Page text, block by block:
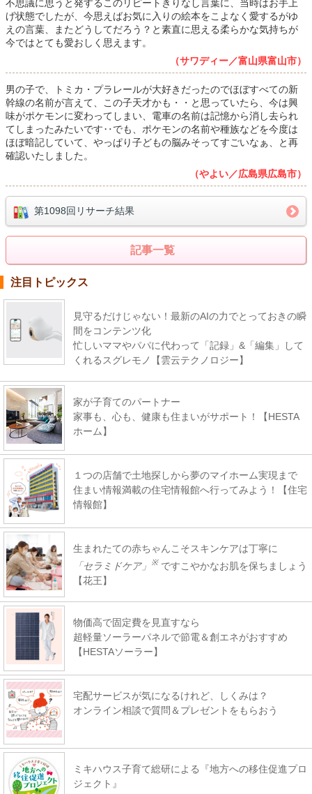
不思議に思うと発するこのリピートきりなし言葉に、当時はお手上
げ状態でしたが、今思えばお気に入りの絵本をこよなく愛するがゆ
えの言葉、またどうしてだろう？と素直に思える柔らかな気持ちが
今ではとても愛おしく思えます。
（サワディー／富山県富山市）
男の子で、トミカ・プラレールが大好きだったのでほぼすべての新
幹線の名前が言えて、この子天才かも・・と思っていたら、今は興
味がポケモンに変わってしまい、電車の名前は記憶から消し去られ
てしまったみたいです‥でも、ポケモンの名前や種族などを今度は
ほぼ暗記していて、やっぱり子どもの脳みそってすごいなぁ、と再
確認いたしました。
（やよい／広島県広島市）
第1098回リサーチ結果
記事一覧
注目トピックス
見守るだけじゃない！最新のAIの力でとっておきの瞬
間をコンテンツ化
忙しいママやパパに代わって「記録」&「編集」して
くれるスグレモノ【雲云テクノロジー】
家が子育てのパートナー
家事も、心も、健康も住まいがサポート！【HESTA
ホーム】
１つの店舗で土地探しから夢のマイホーム実現まで
住まい情報満載の住宅情報館へ行ってみよう！【住宅
情報館】
生まれたての赤ちゃんこそスキンケアは丁寧に
「セラミドケア」
※ ですこやかなお肌を保ちましょう
【花王】
物価高で固定費を見直すなら
超軽量ソーラーパネルで節電＆創エネがおすすめ
【HESTAソーラー】
宅配サービスが気になるけれど、しくみは？
オンライン相談で質問＆プレゼントをもらおう
ミキハウス子育て総研による『地方への移住促進プロ
ジェクト』